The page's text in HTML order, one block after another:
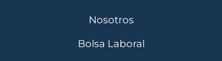
Nosotros
Bolsa Laboral